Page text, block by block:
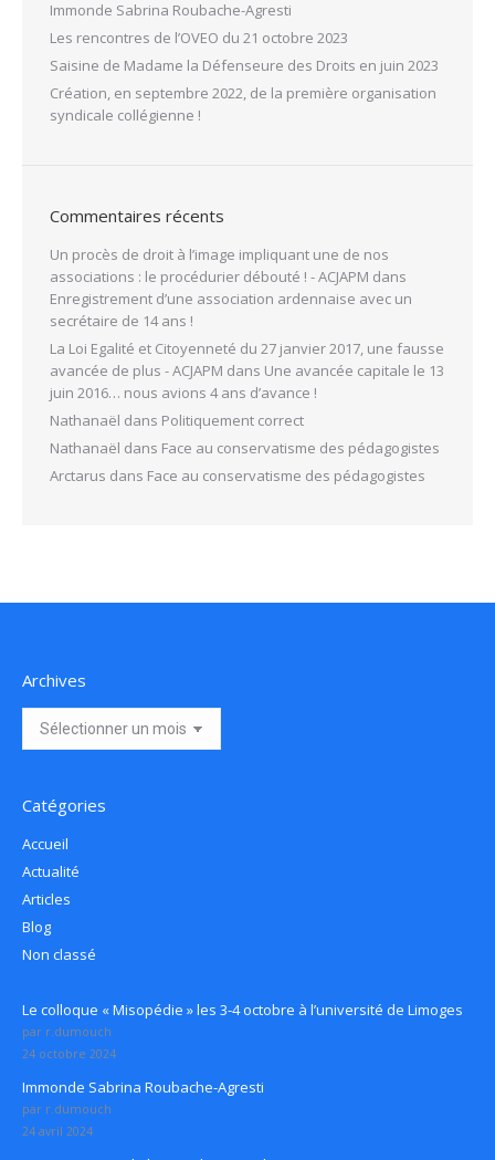
Immonde Sabrina Roubache-Agresti
Les rencontres de l’OVEO du 21 octobre 2023
Saisine de Madame la Défenseure des Droits en juin 2023
Création, en septembre 2022, de la première organisation
syndicale collégienne !
Commentaires récents
Un procès de droit à l’image impliquant une de nos
associations : le procédurier débouté ! - ACJAPM dans
Enregistrement d’une association ardennaise avec un
secrétaire de 14 ans !
La Loi Egalité et Citoyenneté du 27 janvier 2017, une fausse
avancée de plus - ACJAPM dans Une avancée capitale le 13
juin 2016… nous avions 4 ans d’avance !
Nathanaël dans Politiquement correct
Nathanaël dans Face au conservatisme des pédagogistes
Arctarus dans Face au conservatisme des pédagogistes
Archives
Archives
Catégories
Accueil
Actualité
Articles
Blog
Non classé
Le colloque « Misopédie » les 3-4 octobre à l’université de Limoges
par r.dumouch
24 octobre 2024
Immonde Sabrina Roubache-Agresti
par r.dumouch
24 avril 2024